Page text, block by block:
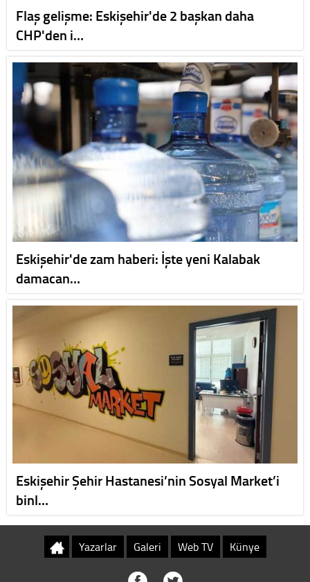
Flaş gelişme: Eskişehir'de 2 başkan daha
CHP'den i…
Eskişehir'de zam haberi: İşte yeni Kalabak
damacan…
Eskişehir Şehir Hastanesi’nin Sosyal Market’i
binl…
Yazarlar Galeri Web TV Künye